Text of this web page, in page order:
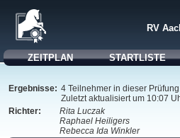
RV
ZEITPLAN STARTLISTE
Ergebnisse: 4 Teilnehmer in dieser
Zuletzt aktualisiert um 10:07
Richter:
Rita Luczak
Raphael Heiligers
Rebecca Ida Winkler